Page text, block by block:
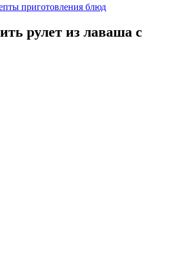
приготовления блюд
рулет из лаваша с